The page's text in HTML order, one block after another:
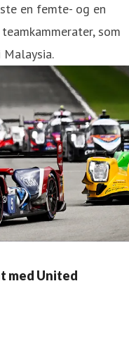
en femte- og en
som
med United